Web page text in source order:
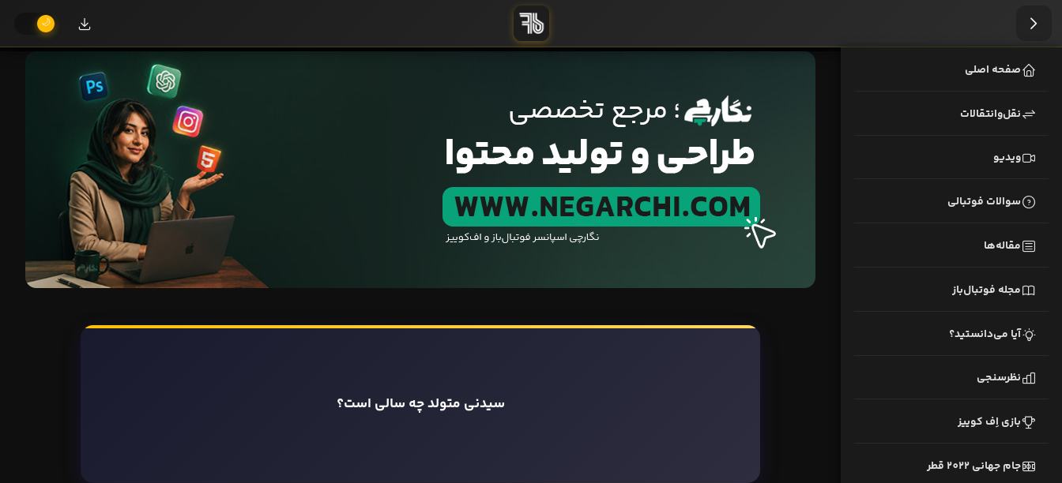
صفحه اصلی
نقل‌وانتقالات
ویدیو
سوالات فوتبالی
مقاله‌ها
مجله فوتبال‌باز
آیا می‌دانستید؟
نظرسنجی
بازی اِف کوییز
جام جهانی 2022 قطر
سیدنی متولد چه سالی است؟